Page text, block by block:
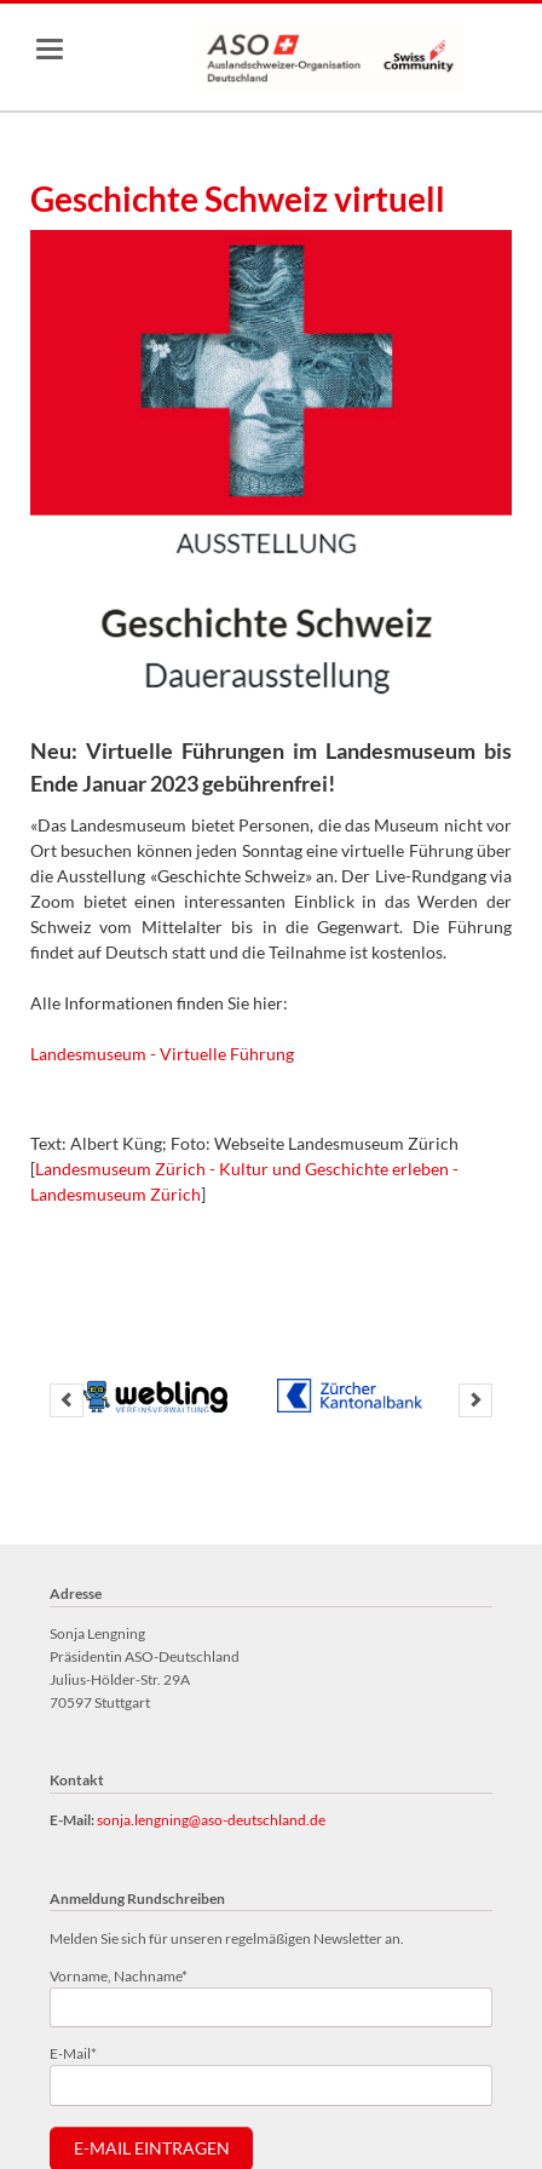
Geschichte Schweiz virtuell
Neu: Virtuelle Führungen im Landesmuseum bis
Ende Januar 2023 gebührenfrei!
«Das Landesmuseum bietet Personen, die das Museum nicht vor
Ort besuchen können jeden Sonntag eine virtuelle Führung über
die Ausstellung «Geschichte Schweiz» an. Der Live-Rundgang via
Zoom bietet einen interessanten Einblick in das Werden der
Schweiz vom Mittelalter bis in die Gegenwart. Die Führung
findet auf Deutsch statt und die Teilnahme ist kostenlos.
Alle Informationen finden Sie hier:
Landesmuseum - Virtuelle Führung
Text: Albert Küng; Foto: Webseite Landesmuseum Zürich
[Landesmuseum Zürich - Kultur und Geschichte erleben -
Landesmuseum Zürich]
Adresse
Sonja Lengning
Präsidentin ASO-Deutschland
Julius-Hölder-Str. 29A
70597 Stuttgart
Kontakt
E-Mail:sonja.lengning@aso-deutschland.de
Anmeldung Rundschreiben
Melden Sie sich für unseren regelmäßigen Newsletter an.
Pflichtfeld
Vorname, Nachname*
Pflichtfeld
E-Mail*
E-MAIL EINTRAGEN